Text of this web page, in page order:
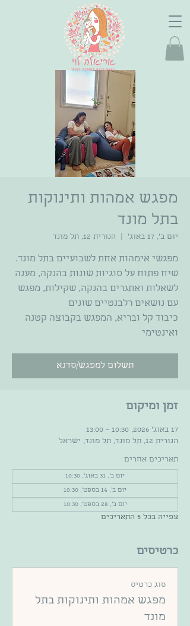
מפגש אמהות ותינוקות
בתל מונד
יום ב׳, 17 באוג׳ הנורית 12, תל מונד
מפגשי אימהות אחת לשבועיים בתל מונד.
שיח פתוח על סוגיות שונות בהנקה, מענה
לשאלות ואתגרים בהנקה, שקילות, מפגש
כיבוד קל ובריא, המפגש בקבוצה קטנה
ואינטימי
תשלום למפגש/סדנא
זמן ומיקום
17 באוג׳ 2026, 10:30 – 13:00
הנורית 12, תל מונד, תל מונד, ישראל
תאריכים אחרים
יום ב׳, 31 באוג׳, 10:30
יום ב׳, 14 בספט׳, 10:30
יום ב׳, 28 בספט׳, 10:30
צפייה בכל 5 התאריכים
כרטיסים
סוג כרטיס
מפגש אמהות ותינוקות בתל
מונד